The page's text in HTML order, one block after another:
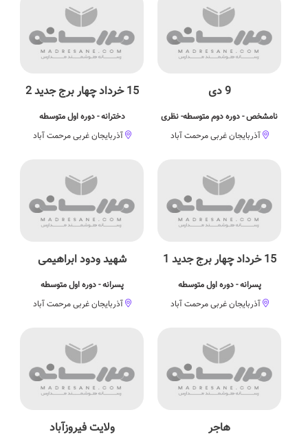
9 دی
نامشخص - دوره دوم متوسطه- نظری
آذربایجان غربی مرحمت آباد
15 خرداد چهار برج جدید 2
دخترانه - دوره اول متوسطه
آذربایجان غربی مرحمت آباد
15 خرداد چهار برج جدید 1
پسرانه - دوره اول متوسطه
آذربایجان غربی مرحمت آباد
شهید ودود ابراهیمی
پسرانه - دوره اول متوسطه
آذربایجان غربی مرحمت آباد
هاجر ولایت فیروزآباد